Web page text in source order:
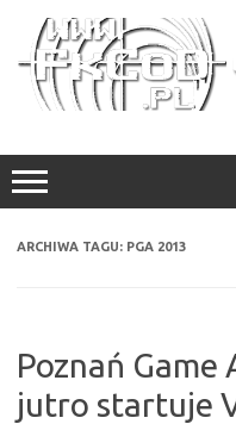
treści
ARCHIWA TAGU: PGA 2013
Poznań Game
jutro startuje